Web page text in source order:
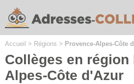
Accueil > Régions > Provence-Alpes-Côte
Collèges en région
Alpes-Côte d'Azur